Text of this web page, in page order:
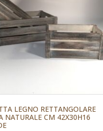
LEGNO RETTANGOLARE
NATURALE CM 42X30H16